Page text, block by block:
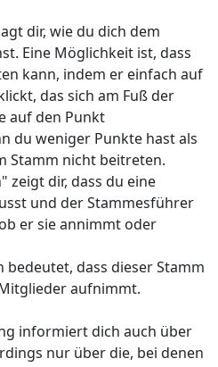
dir, wie du dich dem
Eine Möglichkeit ist, dass
kann, indem er einfach auf
das sich am Fuß der
auf den Punkt
du weniger Punkte hast als
Stamm nicht beitreten.
zeigt dir, dass du eine
und der Stammesführer
er sie annimmt oder
bedeutet, dass dieser Stamm
aufnimmt.
informiert dich auch über
nur über die, bei denen